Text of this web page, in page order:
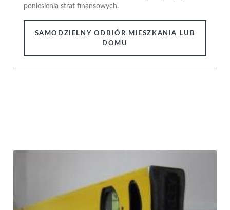
poniesienia strat finansowych.
SAMODZIELNY ODBIÓR MIESZKANIA LUB
DOMU